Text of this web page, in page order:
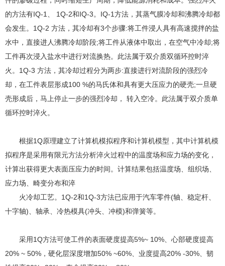
的方法有IQ-1、 1Q-2和IQ-3。IQ-1方法，其蒸气膜冷却和沸腾冷却都
会发生。1Q-2 方法，其冷却有3个步骤:将工件浸人具有高速搅拌的盐
水中，直接进人沸腾冷却阶段;将工件从液体中取出，在空气中冷却;将
工件再次浸入盐水中进行对流换热。此法属于双介质双循环控时淬
火。1Q-3 方法，其冷却过程分为两步:直接进行对流阶段的强烈冷
却，在工件表层形成100 %的马氏体和具有更大压应力的硬壳;一旦硬
壳形成后，马上停止一步的强烈冷却， 转入空冷。此法属于双介质单
循环控时淬火。
根据1Q原理建立了计算机模拟程序和计算机模型，其中计算机模
拟程序是采用有限元方法分析淬火过程中的温度场和应力场的变化，
计算出获得更大表面压应力的时间。计算结果包括温度场、组织场、
应力场、畸变分布和淬
火冷却工艺。1Q-2和1Q-3方法已应用于汽车零件(轴、稳定杆、
十字轴)、轴承、冷热模具(冲头、冲模)和弹簧等。
采用1Q方法可使工件的表面硬度提高5%~ 10%、心部硬度提高
20% ~ 50%，硬化层深度增加50% ~60%、业度提高20% -30%、韧